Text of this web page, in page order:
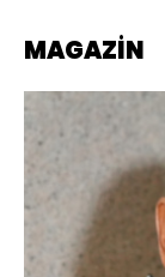
MAGAZİN